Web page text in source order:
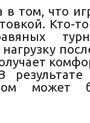
в том, что
Кто-
может